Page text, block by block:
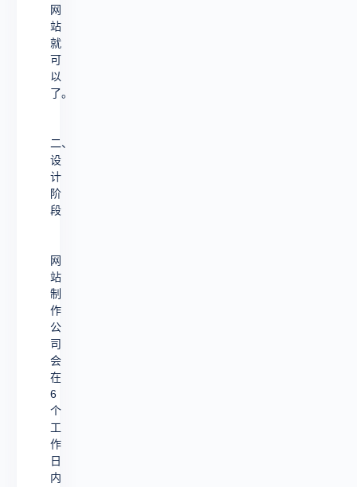
网
站
就
可
以
了。
二、
设
计
阶
段
网
站
制
作
公
司
会
在
6
个
工
作
日
内